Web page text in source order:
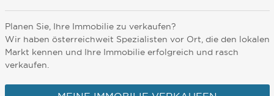
Planen Sie, Ihre Immobilie zu verkaufen?
Wir haben österreichweit Spezialisten vor Ort, die den lokalen
Markt kennen und Ihre Immobilie erfolgreich und rasch
verkaufen.